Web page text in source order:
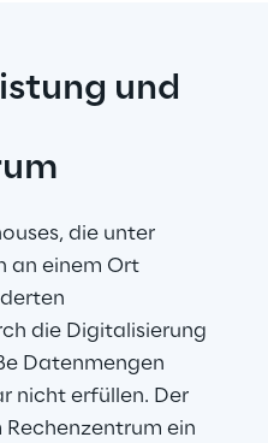
und
die unter
an einem Ort
die Digitalisierung
Datenmengen
nicht erfüllen. Der
Rechenzentrum ein